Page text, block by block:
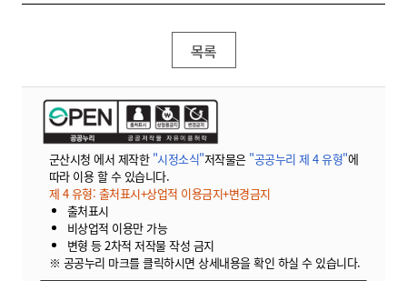
목록
군산시청 에서 제작한 "시정소식"저작물은 "공공누리 제 4 유형"에
따라 이용 할 수 있습니다.
제 4 유형: 출처표시+상업적 이용금지+변경금지
출처표시
비상업적 이용만 가능
변형 등 2차적 저작물 작성 금지
※ 공공누리 마크를 클릭하시면 상세내용을 확인 하실 수 있습니다.